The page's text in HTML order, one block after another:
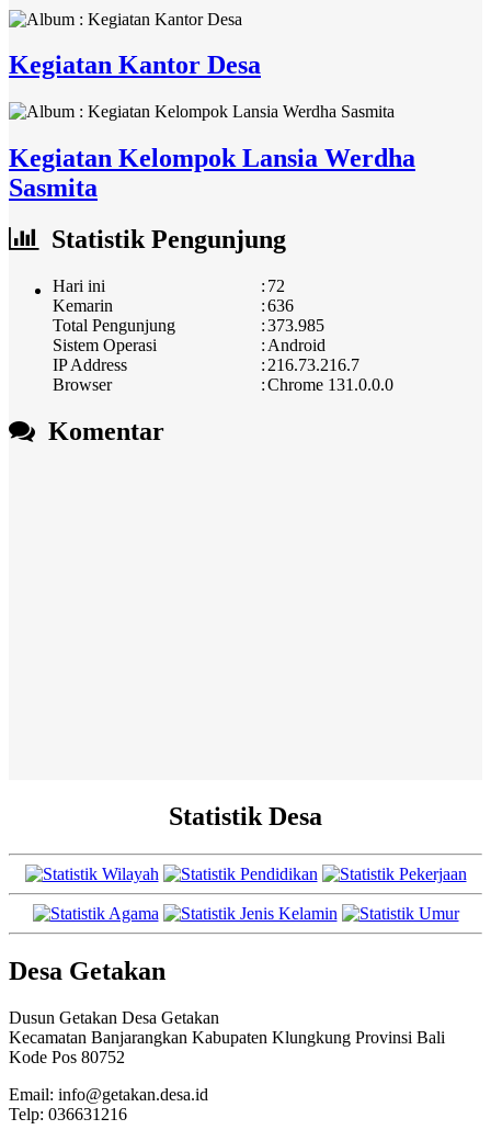
Kegiatan Kantor Desa
Kegiatan Kelompok Lansia Werdha
Sasmita
Statistik Pengunjung
Hari ini : 72
Kemarin
:636
Total Pengunjung
:373.985
Sistem Operasi
: Android
IP Address
: 216.73.216.7
Browser
:Chrome 131.0.0.0
Komentar
Statistik Desa
Desa Getakan
Dusun Getakan Desa Getakan
Kecamatan Banjarangkan Kabupaten Klungkung Provinsi Bali
Kode Pos 80752
Email: info@getakan.desa.id
Telp: 036631216